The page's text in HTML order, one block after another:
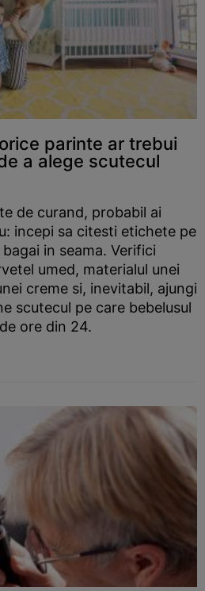
parinte ar trebui
a alege scutecul
de curand, probabil ai
incepi sa citesti etichete pe
in seama. Verifici
umed, materialul unei
creme si, inevitabil, ajungi
scutecul pe care bebelusul
ore din 24.